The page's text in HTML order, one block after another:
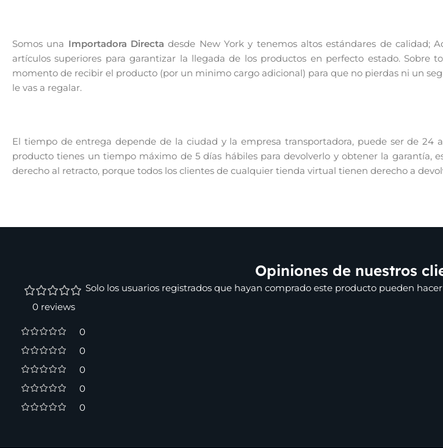
Somos una Importadora Directa desde New York y tenemos altos estándares de calidad;
artículos superiores para garantizar la llegada de los productos en perfecto estado. Sobre
momento de recibir el producto (por un minimo cargo adicional) para que no pierdas ni un
le vas a regalar.
El tiempo de entrega depende de la ciudad y la empresa transportadora, puede ser de 24
producto tienes un tiempo máximo de 5 días hábiles para devolverlo y obtener la garantía,
derecho al retracto, porque todos los clientes de cualquier tienda virtual tienen derecho a
Opiniones de nuestros
0 reviews
0
0
0
0
0
Solo los usuarios registrados que hayan comprado este producto pueden